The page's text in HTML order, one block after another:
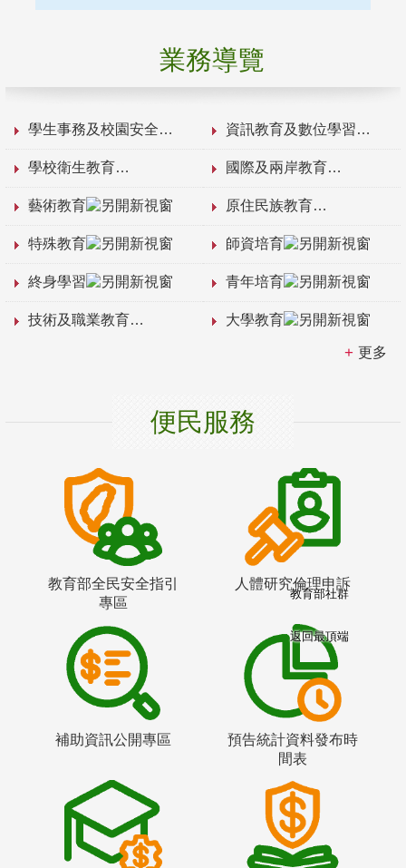
業務導覽
學生事務及校園安全 資訊教育及數位學習
學校衛生教育 國際及兩岸教育
藝術教育 原住民族教育
特殊教育 師資培育
終身學習 青年培育
技術及職業教育 大學教育
更多
便民服務
教育部全民安全指引
專區
人體研究倫理申訴
補助資訊公開專區
預告統計資料發布時
間表
教育部社群
返回最頂端